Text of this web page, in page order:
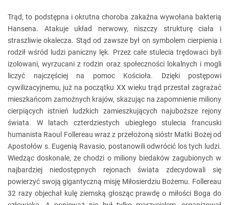
Trąd, to podstępna i okrutna choroba zakaźna wywołana bakterią
Hansena. Atakuje układ nerwowy, niszczy strukturę ciała i
straszliwie okalecza. Stąd od zawsze był on symbolem cierpienia i
rodził wśród ludzi paniczny lęk. Przez całe stulecia trędowaci byli
izolowani, wyrzucani z rodzin oraz społeczności lokalnych i mogli
liczyć najczęściej na pomoc Kościoła. Dzięki postępowi
cywilizacyjnemu, już na początku XX wieku trąd przestał zagrażać
mieszkańcom zamożnych krajów, skazując na zapomnienie miliony
cierpiących istnień ludzkich zamieszkujących najuboższe rejony
świata. W latach czterdziestych ubiegłego stulecia francuski
humanista Raoul Follereau wraz z przełożoną sióstr Matki Bożej od
Apostołów s. Eugenią Ravasio, postanowili odwrócić los tych ludzi.
Wiedząc doskonale, że chodzi o miliony biedaków zagubionych w
najbardziej niedostępnych rejonach świata zdecydowali się
powierzyć swoją gigantyczną misję Miłosierdziu Bożemu. Follereau
32 razy objechał kulę ziemską głosząc prawdę o miłości Boga do